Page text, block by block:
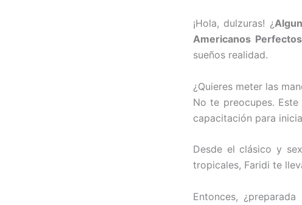
¡Hola, dulzuras! ¿
Americanos Perfectos
sueños realidad.
¿Quieres meter las
No te preocupes.
capacitación para
Desde el clásico y
tropicales, Faridi te
Entonces,